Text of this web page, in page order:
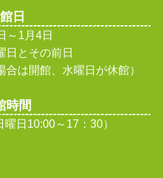
日
～1月4日
日とその前日
合は開館、水曜日が休館）
時間
日10:00～17：30）